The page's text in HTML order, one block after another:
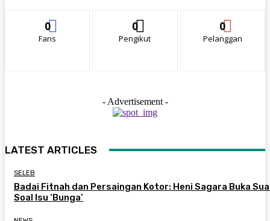
0
Fans
0
Pengikut
0
Pelanggan
- Advertisement -
LATEST ARTICLES
SELEB
Badai Fitnah dan Persaingan Kotor: Heni Sagara Buka
Soal Isu ‘Bunga’